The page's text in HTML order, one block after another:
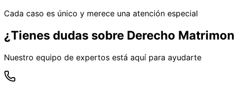
Cada caso es único y merece una atención especial
¿Tienes dudas sobre Derecho
Nuestro equipo de expertos está aquí para ayudarte